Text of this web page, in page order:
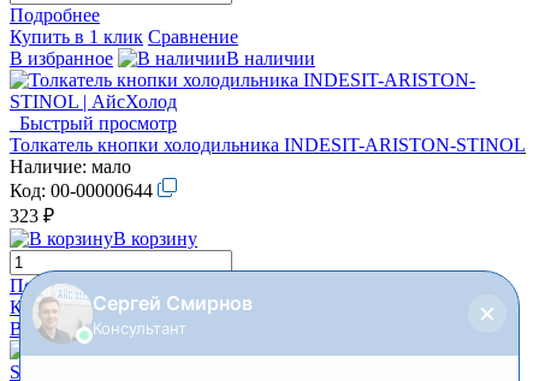
Подробнее
Купить в 1 клик Сравнение
В избранное
В наличии
Быстрый просмотр
Толкатель кнопки холодильника INDESIT-ARISTON-STINOL
Наличие: мало
Код: 00-00000644
323 ₽
В корзину
Подробнее
Купить в 1 клик Сравнение
В избранное